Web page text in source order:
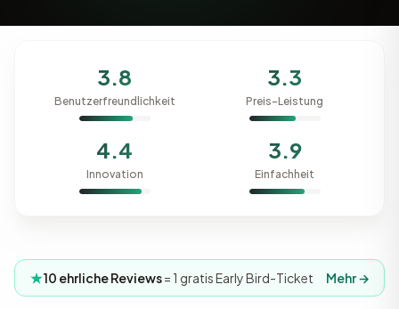
3.8
Benutzerfreundlichkeit
3.3
Preis-Leistung
4.4
Innovation
3.9
Einfachheit
10 ehrliche Reviews= 1 gratis Early Bird-Ticket Mehr →